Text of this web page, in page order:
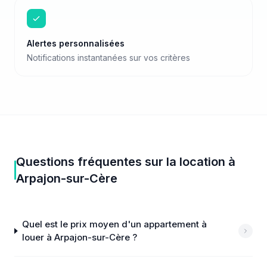
Alertes personnalisées
Notifications instantanées sur vos critères
Questions fréquentes sur la location à
Arpajon-sur-Cère
Quel est le prix moyen d'un appartement à
louer à Arpajon-sur-Cère ?